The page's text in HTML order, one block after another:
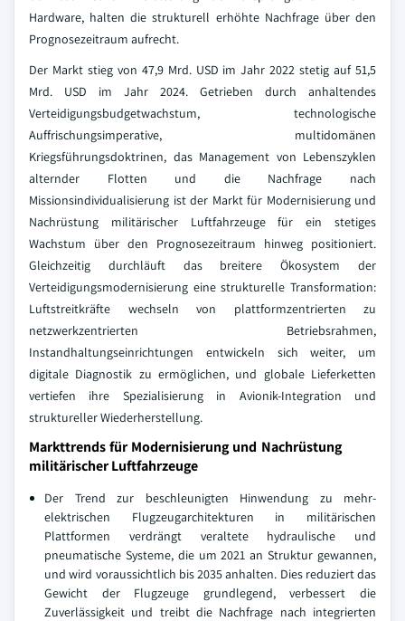
Hardware, halten die strukturell erhöhte Nachfrage über den
Prognosezeitraum aufrecht.
Der Markt stieg von 47,9 Mrd. USD im Jahr 2022 stetig auf 51,5
Mrd. USD im Jahr 2024. Getrieben durch anhaltendes
Verteidigungsbudgetwachstum, technologische
Auffrischungsimperative, multidomänen
Kriegsführungsdoktrinen, das Management von Lebenszyklen
alternder Flotten und die Nachfrage nach
Missionsindividualisierung ist der Markt für Modernisierung und
Nachrüstung militärischer Luftfahrzeuge für ein stetiges
Wachstum über den Prognosezeitraum hinweg positioniert.
Gleichzeitig durchläuft das breitere Ökosystem der
Verteidigungsmodernisierung eine strukturelle Transformation:
Luftstreitkräfte wechseln von plattformzentrierten zu
netzwerkzentrierten Betriebsrahmen,
Instandhaltungseinrichtungen entwickeln sich weiter, um
digitale Diagnostik zu ermöglichen, und globale Lieferketten
vertiefen ihre Spezialisierung in Avionik-Integration und
struktureller Wiederherstellung.
Markttrends für Modernisierung und Nachrüstung
militärischer Luftfahrzeuge
Der Trend zur beschleunigten Hinwendung zu mehr-
elektrischen Flugzeugarchitekturen in militärischen
Plattformen verdrängt veraltete hydraulische und
pneumatische Systeme, die um 2021 an Struktur gewannen,
und wird voraussichtlich bis 2035 anhalten. Dies reduziert das
Gewicht der Flugzeuge grundlegend, verbessert die
Zuverlässigkeit und treibt die Nachfrage nach integrierten